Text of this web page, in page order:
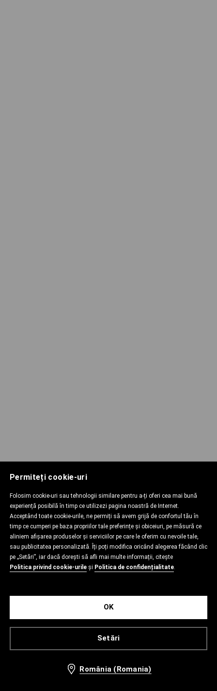
Permiteți cookie-uri
Folosim cookie-uri sau tehnologii similare pentru a-ți oferi cea mai bună
experiență posibilă în timp ce utilizezi pagina noastră de Internet.
Acceptând toate cookie-urile, ne permiți să avem grijă de confortul tău în
timp ce cumperi pe baza propriilor tale preferințe și obiceiuri, pe măsură ce
aliniem afișarea produselor și serviciilor pe care le oferim cu nevoile tale,
sau publicitatea personalizată. Îți poți modifica oricând alegerea făcând clic
pe „Setări”, iar dacă dorești să afli mai multe informații, citește
Politica privind cookie-urile și Politica de confidențialitate.
Setări
OK
România (Romania)